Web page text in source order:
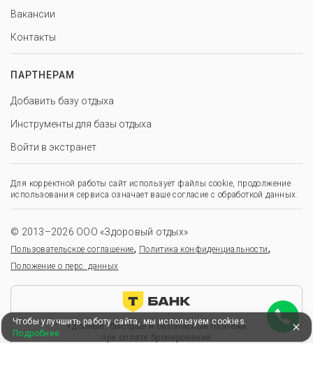
Вакансии
Контакты
ПАРТНЕРАМ
Добавить базу отдыха
Инструменты для базы отдыха
Войти в экстранет
Для корректной работы сайт использует файлы cookie, продолжение
использования сервиса означает ваше согласие с обработкой данных.
© 2013–2026 ООО «Здоровый отдых»
Пользовательское соглашение, Политика конфиденциальности,
Положение о перс. данных
Удобные, быстрые и безопасные платежи
при оплате бронирований
Чтобы улучшить работу сайта, мы используем cookies.
Подробнее